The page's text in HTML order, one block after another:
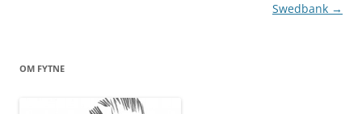
Swedbank →
OM FYTNE